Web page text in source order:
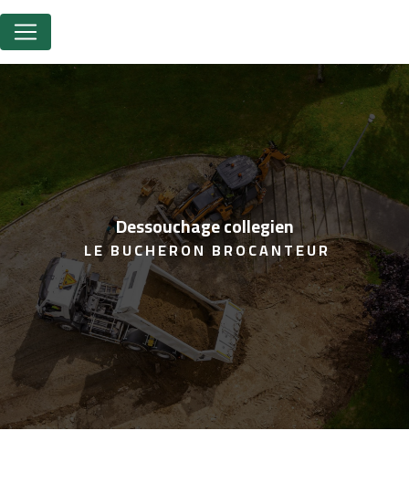
dessouchage collegien
LE BUCHERON BROCANTEUR
Panneau de gestion des cookies